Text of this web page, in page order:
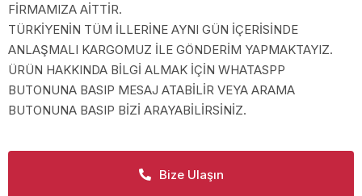
FİRMAMIZA AİTTİR.
TÜRKİYENİN TÜM İLLERİNE AYNI GÜN İÇERİSİNDE
ANLAŞMALI KARGOMUZ İLE GÖNDERİM YAPMAKTAYIZ.
ÜRÜN HAKKINDA BİLGİ ALMAK İÇİN WHATASPP
BUTONUNA BASIP MESAJ ATABİLİR VEYA ARAMA
BUTONUNA BASIP BİZİ ARAYABİLİRSİNİZ.
Bize Ulaşın